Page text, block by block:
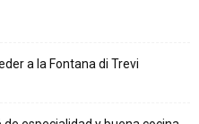
a la Fontana di Trevi